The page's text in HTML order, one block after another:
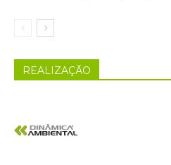
REALIZAÇÃO